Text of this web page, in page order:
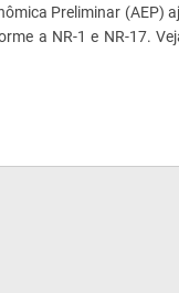
Preliminar (AEP)
a NR-1 e NR-17.